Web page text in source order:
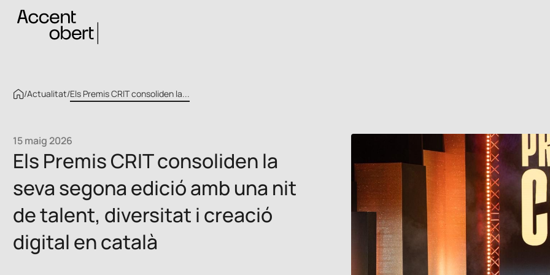
/Actualitat/Els Premis CRIT consoliden la...
15 maig 2026
Els Premis CRIT consoliden la
seva segona edició amb una nit
de talent, diversitat i creació
digital en català